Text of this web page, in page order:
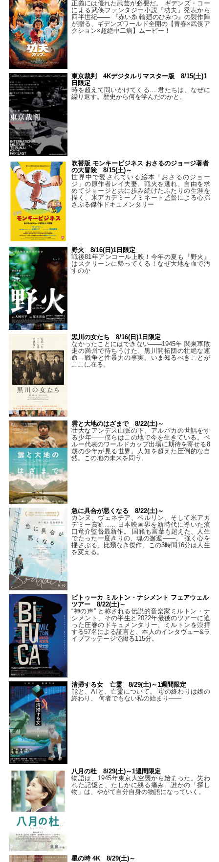
正義には優れた武芸が必要だ。 ギデンズ・コー
による武侠ファンタジー小説『功夫』発表から
四半世紀―― 『赤い糸 輪廻のひみつ』の製作陣
が贈る、ギデンズワールド全開の【青春×武侠ア
クション×超絶中二病】ムービー！
東京裁判 4Kデジタルリマスター版 8/15(土)1
日限定
時を超えて問いかけてくる… 君たちは、なぜに
繰り返す。歴史から何を学んだのかと。
吹替版 モンキービジネス おさるのジョージ著者
の大冒険 8/15(土)～
世界中で愛されている絵本「おさるのジョー
ジ」の原作者レイ夫妻。戦火を逃れ、自由を求
めてジョージと共に歩み続けたふたりの生涯を
描く、米アカデミーノミネート監督による心揺
さぶる傑作ドキュメンタリー
野火 8/16(日)1日限定
戦後81年アンコール上映！今年の夏も『野火』
はスクリーンに帰ってくる！なぜ大地を血で汚
すのか
黒川の女たち 8/16(日)1日限定
なかったことにはできない——1945年 関東軍敗
走の満州で待ちうけた、黒川開拓団の壮絶な運
命―戦争と性暴力の事実、いま知るべきことが
ここに在る。
雲と大地のはざまで 8/22(土)～
壮大なアンデス山脈の下、アルパカの世話をす
る少年――僕らはこの地で今を生きている。ペ
ルー代表のワールドカップ出場に期待を寄せる8
歳の少年が見る世界。人知を超えた圧倒的な自
然。この地の未来を問う。
急に具合が悪くなる 8/22(土)～
カンヌ、ヴェネチア、ベルリン、そして米アカ
デミー賞®…… 日本映画界を新時代に導いた濱
口竜介監督最新作。 国籍も言葉も超えた、人生
でたった一度きりの、魂の邂逅――。 強く心を
揺さぶる、比類なき傑作。この3時間16分は人生
を変える。
ビトゥーカ ミルトン・ナシメント フェアウェル
ツアー 8/22(土)～
“神の声” と称される伝説的音楽家ミルトン・ナ
シメント、その半生と2022年最後のツアーに迫
った圧巻のドキュメンタリー。ミルトンを崇拝
する57名による証言と、本人のインタヴュー&ラ
イブフッテージで綴る115分。
清掃する女 亡霊 8/29(土)～1週間限定
能と、AIと、亡霊について。 母の終わりは娘の
終わり、 何者でもない私の始まり――
八月の杜 8/29(土)～1週間限定
物語は、1945年東京大空襲から始まった。失わ
れた記憶と、たしかに残る痛み。誰かの「探し
物」は、やがて自分自身の物語になっていく。
星の時 4K 8/29(土)～